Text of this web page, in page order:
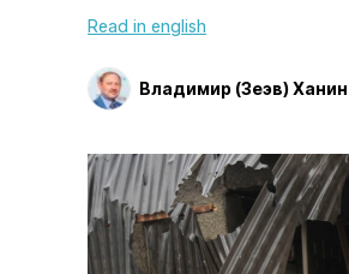
Read in english
Владимир (Зеэв) Ханин